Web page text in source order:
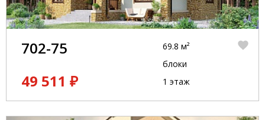
702-75
49 511 ₽
69.8 м²
блоки
1 этаж